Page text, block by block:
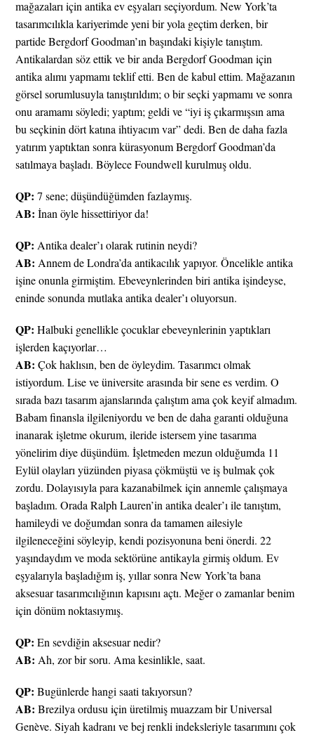
mağazaları için antika ev eşyaları seçiyordum. New York’ta
tasarımcılıkla kariyerimde yeni bir yola geçtim derken, bir
partide Bergdorf Goodman’ın başındaki kişiyle tanıştım.
Antikalardan söz ettik ve bir anda Bergdorf Goodman için
antika alımı yapmamı teklif etti. Ben de kabul ettim. Mağazanın
görsel sorumlusuyla tanıştırıldım; o bir seçki yapmamı ve sonra
onu aramamı söyledi; yaptım; geldi ve “iyi iş çıkarmışsın ama
bu seçkinin dört katına ihtiyacım var” dedi. Ben de daha fazla
yatırım yaptıktan sonra kürasyonum Bergdorf Goodman’da
satılmaya başladı. Böylece Foundwell kurulmuş oldu.
QP: 7 sene; düşündüğümden fazlaymış.
AB: İnan öyle hissettiriyor da!
QP: Antika dealer’ı olarak rutinin neydi?
AB: Annem de Londra’da antikacılık yapıyor. Öncelikle antika
işine onunla girmiştim. Ebeveynlerinden biri antika işindeyse,
eninde sonunda mutlaka antika dealer’ı oluyorsun.
QP: Halbuki genellikle çocuklar ebeveynlerinin yaptıkları
işlerden kaçıyorlar…
AB: Çok haklısın, ben de öyleydim. Tasarımcı olmak
istiyordum. Lise ve üniversite arasında bir sene es verdim. O
sırada bazı tasarım ajanslarında çalıştım ama çok keyif almadım.
Babam finansla ilgileniyordu ve ben de daha garanti olduğuna
inanarak işletme okurum, ileride istersem yine tasarıma
yönelirim diye düşündüm. İşletmeden mezun olduğumda 11
Eylül olayları yüzünden piyasa çökmüştü ve iş bulmak çok
zordu. Dolayısıyla para kazanabilmek için annemle çalışmaya
başladım. Orada Ralph Lauren’in antika dealer’ı ile tanıştım,
hamileydi ve doğumdan sonra da tamamen ailesiyle
ilgileneceğini söyleyip, kendi pozisyonuna beni önerdi. 22
yaşındaydım ve moda sektörüne antikayla girmiş oldum. Ev
eşyalarıyla başladığım iş, yıllar sonra New York’ta bana
aksesuar tasarımcılığının kapısını açtı. Meğer o zamanlar benim
için dönüm noktasıymış.
QP: En sevdiğin aksesuar nedir?
AB: Ah, zor bir soru. Ama kesinlikle, saat.
QP: Bugünlerde hangi saati takıyorsun?
AB: Brezilya ordusu için üretilmiş muazzam bir Universal
Genève. Siyah kadranı ve bej renkli indeksleriyle tasarımını çok